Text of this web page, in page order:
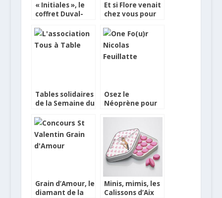
« Initiales », le
coffret Duval-
Valentin
Et si Flore venait
chez vous pour
Tables solidaires
de la Semaine du
Osez le
Néoprène pour
Grain d’Amour, le
diamant de la
Minis, mimis, les
Calissons d’Aix